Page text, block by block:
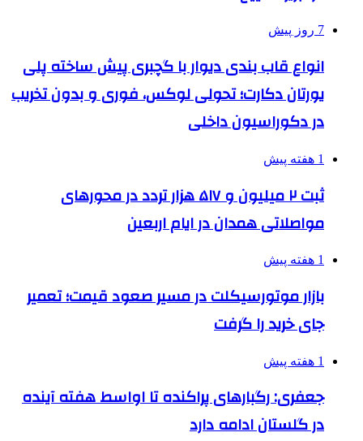
7 روز پیش
انواع قاب بندی دیوار با گچبری پیش ساخته پلی
یورتان دکارت؛ تحولی لوکس، فوری و بدون تخریب
در دکوراسیون داخلی
1 هفته پیش
ثبت ۲ میلیون و ۵۱۷ هزار تردد در محورهای
مواصلاتی همدان در ایام اربعین
1 هفته پیش
بازار موتورسیکلت در مسیر صعود قیمت؛ تعمیر
جای خرید را گرفت
1 هفته پیش
جعفری: رگبارهای پراکنده تا اواسط هفته آینده
در گلستان ادامه دارد